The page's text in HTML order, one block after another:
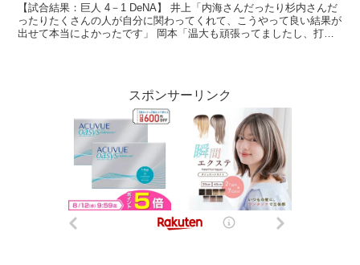
【試合結果：巨人 4－1 DeNA】 井上「内海さんだったり杉内さんだ
ったりたくさんの人が自分に関わってくれて、こうやって良い結果が
出せて本当によかったです」 岡本「温大も頑張ってましたし、打て
スポンサーリンク